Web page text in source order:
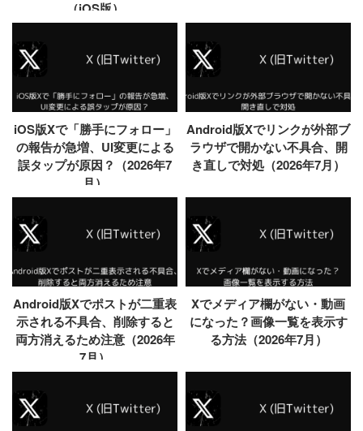
（iOS版）
iOS版Xで「勝手にフォロー」
の報告が急増、UI変更による
誤タップが原因？（2026年7
月）
Android版Xでリンクが外部ブ
ラウザで開かない不具合、開
き直しで対処（2026年7月）
Android版Xでポストが二重表
示される不具合、削除すると
両方消えるため注意（2026年
7月）
Xでメディア欄がない・動画
になった？画像一覧を表示す
る方法（2026年7月）